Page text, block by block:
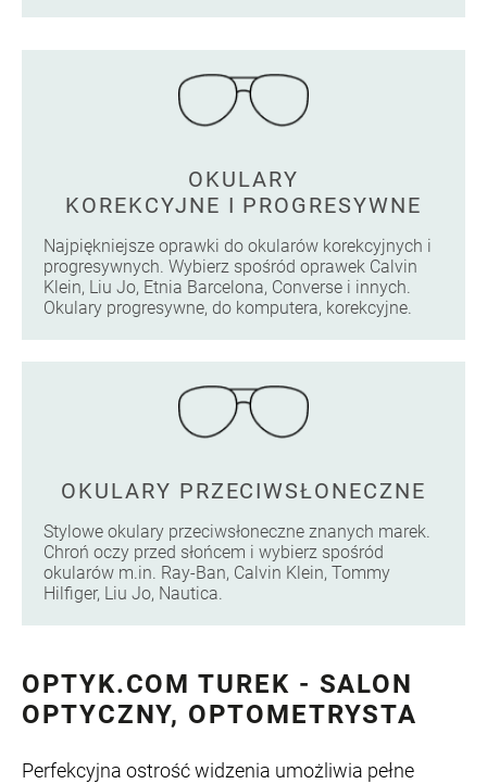
OKULARY
KOREKCYJNE I PROGRESYWNE
Najpiękniejsze oprawki do okularów korekcyjnych i
progresywnych. Wybierz spośród oprawek Calvin
Klein, Liu Jo, Etnia Barcelona, Converse i innych.
Okulary progresywne, do komputera, korekcyjne.
OKULARY PRZECIWSŁONECZNE
Stylowe okulary przeciwsłoneczne znanych marek.
Chroń oczy przed słońcem i wybierz spośród
okularów m.in. Ray-Ban, Calvin Klein, Tommy
Hilfiger, Liu Jo, Nautica.
OPTYK.COM TUREK - SALON
OPTYCZNY, OPTOMETRYSTA
Perfekcyjna ostrość widzenia umożliwia pełne